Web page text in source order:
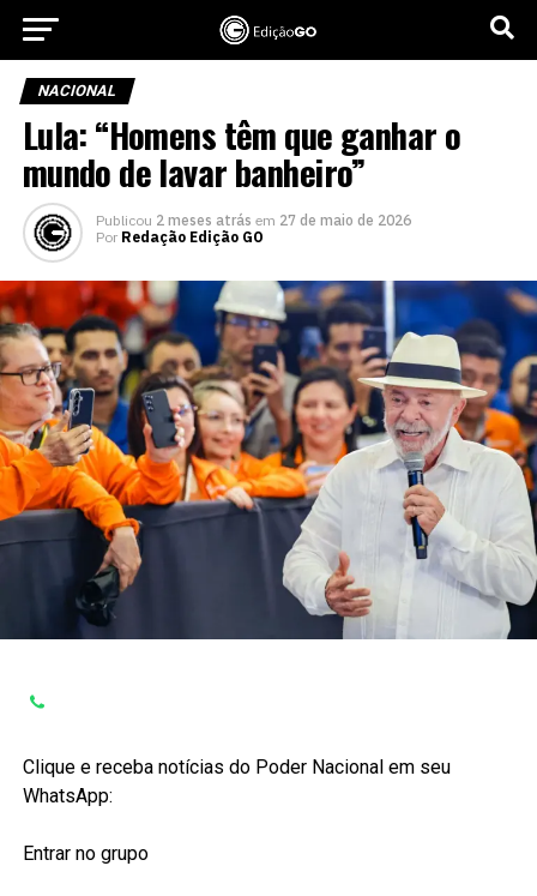
NACIONAL
Lula: “Homens têm que ganhar o
mundo de lavar banheiro”
Publicou 2 meses atrás em 27 de maio de 2026
Por Redação Edição GO
Clique e receba notícias do Poder Nacional em seu
WhatsApp:
Entrar no grupo